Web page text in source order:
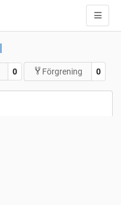
0 Förgrening 0